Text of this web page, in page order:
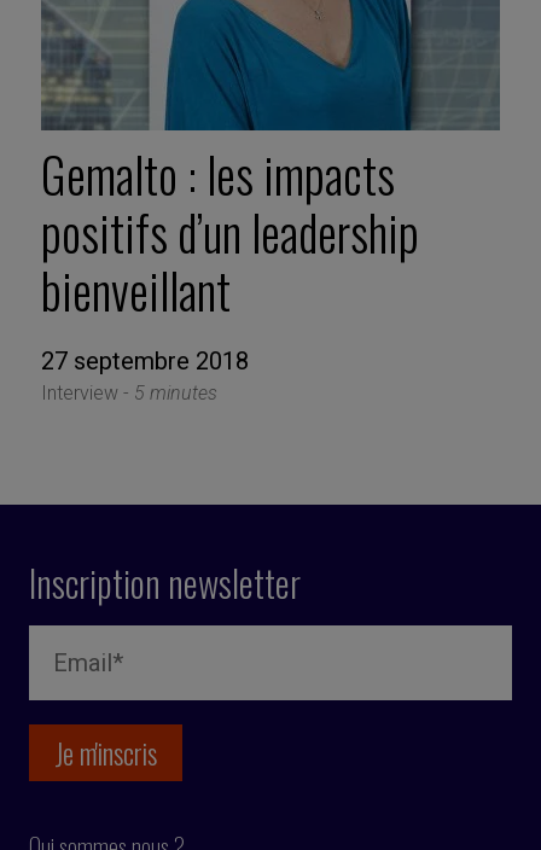
Gemalto : les impacts
positifs d’un leadership
bienveillant
27 septembre 2018
Interview - 5 minutes
Inscription newsletter